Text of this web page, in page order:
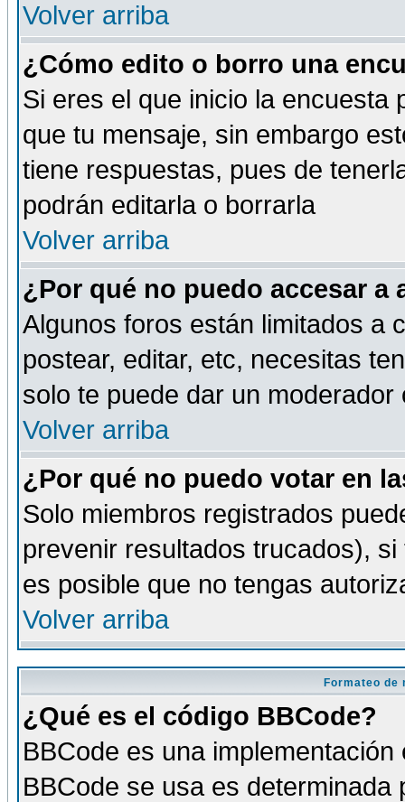
Volver arriba
¿Cómo edito o borro una
Si eres el que inicio la encuesta
que tu mensaje, sin embargo
tiene respuestas, pues de
podrán editarla o borrarla
Volver arriba
¿Por qué no puedo accesar a
Algunos foros están limitados a
postear, editar, etc, necesitas
solo te puede dar un
Volver arriba
¿Por qué no puedo votar en
Solo miembros registrados
prevenir resultados trucados),
es posible que no tengas
Volver arriba
Formateo de
¿Qué es el código BBCode?
BBCode es una
BBCode se usa es